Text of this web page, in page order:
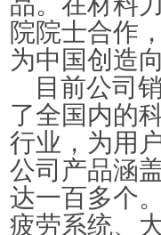
院院士合作
为中国创造
目前公司
了全国内的
行业，为用
公司产品涵
达一百多个
疲劳系统、